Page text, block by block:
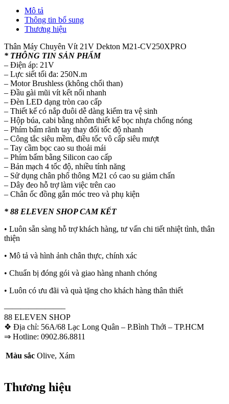
Mô tả
Thông tin bổ sung
Thương hiệu
Thân Máy Chuyên Vít 21V Dekton M21-CV250XPRO
* THÔNG TIN SẢN PHẨM
– Điện áp: 21V
– Lực siết tối đa: 250N.m
– Motor Brushless (không chổi than)
– Đầu gài mũi vít kết nối nhanh
– Đèn LED dạng tròn cao cấp
– Thiết kế có nắp đuôi dễ dàng kiểm tra vệ sinh
– Hộp búa, cabi bằng nhôm thiết kế bọc nhựa chống nóng
– Phím bấm rãnh tay thay đổi tốc độ nhanh
– Công tắc siêu mềm, điều tốc vô cấp siêu mượt
– Tay cầm bọc cao su thoải mái
– Phím bấm bằng Silicon cao cấp
– Bản mạch 4 tốc độ, nhiều tính năng
– Sử dụng chân phổ thông M21 có cao su giảm chấn
– Dây đeo hỗ trợ làm việc trên cao
– Chân ốc đồng gắn móc treo và phụ kiện
* 88 ELEVEN SHOP CAM KẾT
• Luôn sẵn sàng hỗ trợ khách hàng, tư vấn chi tiết nhiệt tình, thân
thiện
• Mô tả và hình ảnh chân thực, chính xác
• Chuẩn bị đóng gói và giao hàng nhanh chóng
• Luôn có ưu đãi và quà tặng cho khách hàng thân thiết
———————–
88 ELEVEN SHOP
❖ Địa chỉ: 56A/68 Lạc Long Quân – P.Bình Thới – TP.HCM
⇒ Hotline: 0902.86.8811
Màu sắc Olive, Xám
Thương hiệu